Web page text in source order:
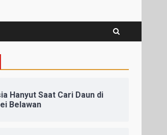
Hanyut Saat Cari Daun di
Belawan